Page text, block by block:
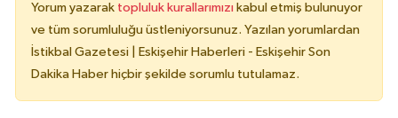
Yorum yazarak topluluk kurallarımızı kabul etmiş bulunuyor
ve tüm sorumluluğu üstleniyorsunuz. Yazılan yorumlardan
İstikbal Gazetesi | Eskişehir Haberleri - Eskişehir Son
Dakika Haber hiçbir şekilde sorumlu tutulamaz.